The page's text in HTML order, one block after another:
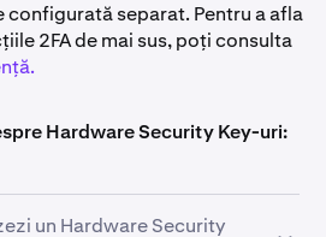
configurată separat. Pentru a afla
2FA de mai sus, poți consulta
Hardware Security Key-uri:
un Hardware Security